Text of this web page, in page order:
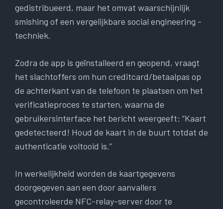
gedistribueerd, maar het omvat waarschijnlijk
smishing of een vergelijkbare social engineering -
techniek.
Zodra de app is geïnstalleerd en geopend, vraagt
het slachtoffers om hun creditcard/betaalpas op
de achterkant van de telefoon te plaatsen om het
verificatieproces te starten, waarna de
gebruikersinterface het bericht weergeeft: “Kaart
gedetecteerd! Houd de kaart in de buurt totdat de
authenticatie voltooid is.”
In werkelijkheid worden de kaartgegevens
doorgegeven aan een door aanvallers
gecontroleerde NFC-relay-server door te